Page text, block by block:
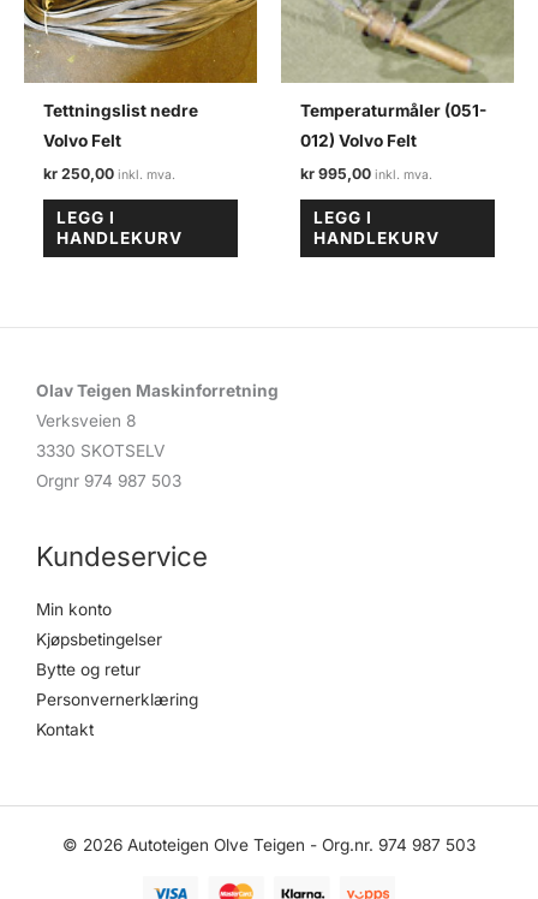
Tettningslist nedre
Volvo Felt
kr 250,00
LEGG I
HANDLEKURV
Temperaturmåler (051-
012) Volvo Felt
kr 995,00
LEGG I
HANDLEKURV
Olav Teigen Maskinforretning
Verksveien 8
3330 SKOTSELV
Orgnr 974 987 503
Kundeservice
Min konto
Kjøpsbetingelser
Bytte og retur
Personvernerklæring
Kontakt
© 2026 Autoteigen Olve Teigen - Org.nr. 974 987 503